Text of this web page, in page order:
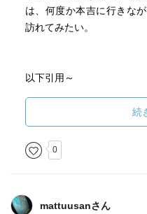
は、何度か本吉に行きな
訪れてみたい。
以下引用～
の地は、「東北の長崎」
隠れキリシタンの里であ
に三百人もの殉教者をだし
そうした背景には、この
戦国時代、葛西氏がこの
続
0
mattuusanさん